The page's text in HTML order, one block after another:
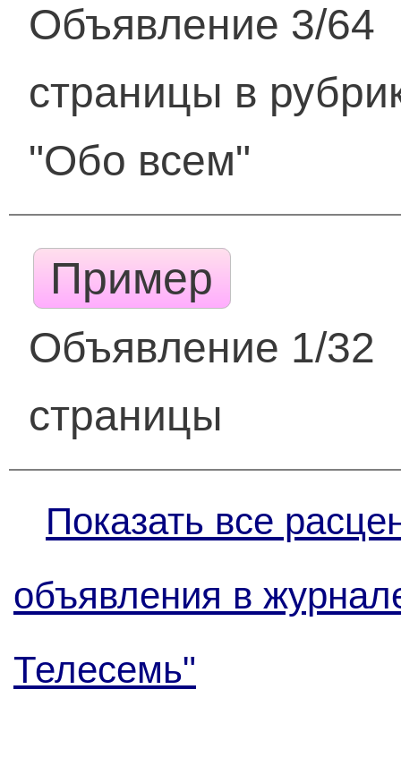
Объявление 3/64
страницы в
"Обо всем"
Пример
Объявление 1/32
страницы
Показать все
объявления в
Телесемь"